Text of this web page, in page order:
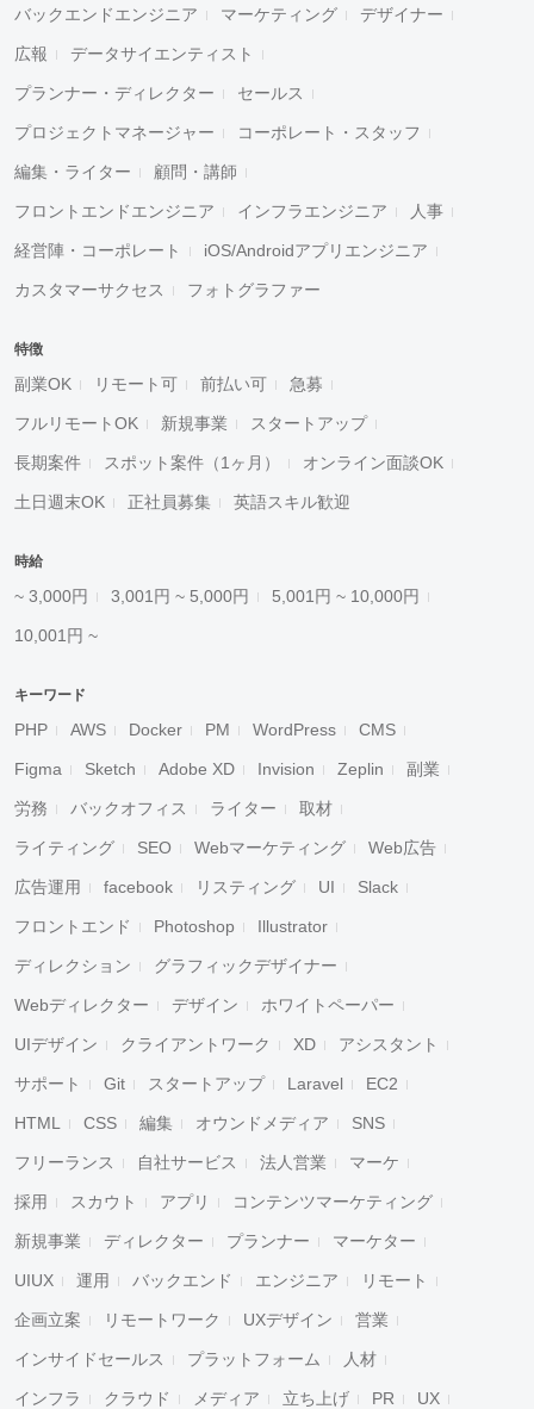
バックエンドエンジニア マーケティング デザイナー
広報 データサイエンティスト
プランナー・ディレクター セールス
プロジェクトマネージャー コーポレート・スタッフ
編集・ライター 顧問・講師
フロントエンドエンジニア インフラエンジニア 人事
経営陣・コーポレート iOS/Androidアプリエンジニア
カスタマーサクセス フォトグラファー
特徴
副業OK リモート可 前払い可 急募
フルリモートOK 新規事業 スタートアップ
長期案件 スポット案件（1ヶ月） オンライン面談OK
土日週末OK 正社員募集 英語スキル歓迎
時給
~ 3,000円 3,001円 ~ 5,000円 5,001円 ~ 10,000円
10,001円 ~
キーワード
PHP AWS Docker PM WordPress CMS
Figma Sketch Adobe XD Invision Zeplin 副業
労務 バックオフィス ライター 取材
ライティング SEO Webマーケティング Web広告
広告運用 facebook リスティング UI Slack
フロントエンド Photoshop Illustrator
ディレクション グラフィックデザイナー
Webディレクター デザイン ホワイトペーパー
UIデザイン クライアントワーク XD アシスタント
サポート Git スタートアップ Laravel EC2
HTML CSS 編集 オウンドメディア SNS
フリーランス 自社サービス 法人営業 マーケ
採用 スカウト アプリ コンテンツマーケティング
新規事業 ディレクター プランナー マーケター
UIUX 運用 バックエンド エンジニア リモート
企画立案 リモートワーク UXデザイン 営業
インサイドセールス プラットフォーム 人材
インフラ クラウド メディア 立ち上げ PR UX